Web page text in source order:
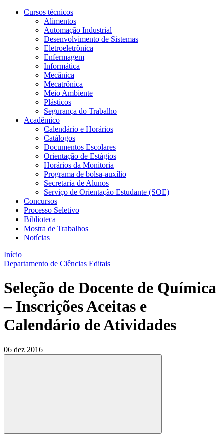
Cursos técnicos
Alimentos
Automação Industrial
Desenvolvimento de Sistemas
Eletroeletrônica
Enfermagem
Informática
Mecânica
Mecatrônica
Meio Ambiente
Plásticos
Segurança do Trabalho
Acadêmico
Calendário e Horários
Catálogos
Documentos Escolares
Orientação de Estágios
Horários da Monitoria
Programa de bolsa-auxílio
Secretaria de Alunos
Serviço de Orientação Estudante (SOE)
Concursos
Processo Seletivo
Biblioteca
Mostra de Trabalhos
Notícias
Início
Departamento de Ciências Editais
Seleção de Docente de Química
– Inscrições Aceitas e
Calendário de Atividades
06 dez 2016
Compartilhar